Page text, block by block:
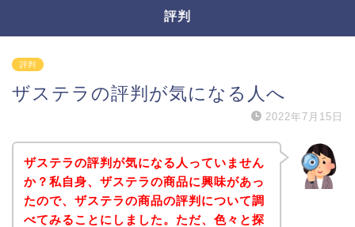
評判
評判
ザステラの評判が気になる人へ
2022年7月15日
ザステラの評判が気になる人っていません
か？私自身、ザステラの商品に興味があっ
たので、ザステラの商品の評判について調
べてみることにしました。ただ、色々と探